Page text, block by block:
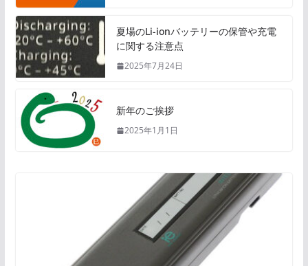
夏場のLi-ionバッテリーの保管や充電
に関する注意点
2025年7月24日
新年のご挨拶
2025年1月1日